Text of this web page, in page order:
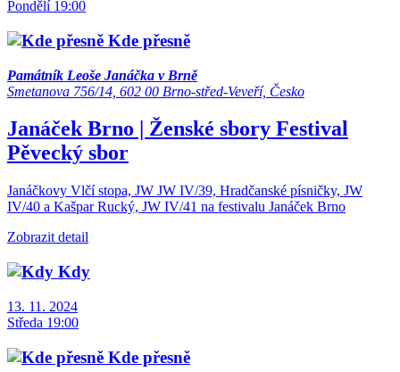
Pondělí 19:00
Kde přesně
Památník Leoše Janáčka v Brně
Smetanova 756/14, 602 00 Brno-střed-Veveří, Česko
Janáček Brno | Ženské sbory Festival
Pěvecký sbor
Janáčkovy Vlčí stopa, JW JW IV/39, Hradčanské písničky, JW
IV/40 a Kašpar Rucký, JW IV/41 na festivalu Janáček Brno
Zobrazit detail
Kdy
13. 11. 2024
Středa 19:00
Kde přesně